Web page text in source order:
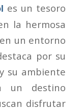
es un tesoro
la hermosa
un entorno
por su
su ambiente
un destino
disfrutar